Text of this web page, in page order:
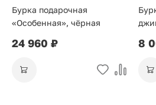
Бурка подарочная
«Особенная», чёрная
24 960 ₽ 8